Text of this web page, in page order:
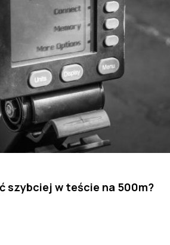
szybciej w teście na 500m?